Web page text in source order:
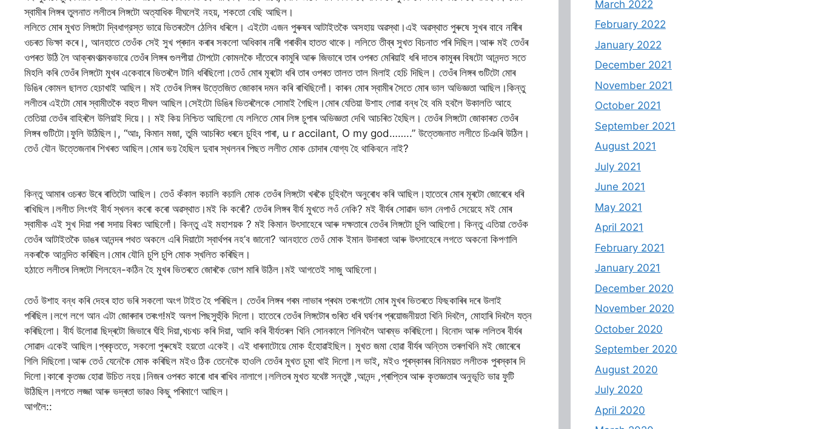
স্বামীৰ লিঙ্গৰ তুলনাত ললীতৰ লিঙ্গটো অত্যাধিক দীঘলেই নহয়, শকতো বেছি আছিল।
ললিতে মোৰ মুখত লিঙ্গটো দ্বিধাগ্রস্ত ভাৱে ভিতৰতলৈ ঠেলিব ধৰিলে। এইটো এজন পুৰুষৰ আটাইতকৈ অসহায় অৱস্থা।এই অৱস্থাত পুৰুষে সুখৰ বাবে নাৰীৰ
ওচৰত ভিক্ষা কৰে।, আনহাতে তেওঁক সেই সুখ প্ৰদান কৰাৰ সকলো অধিকাৰ নাৰী গৰাকীৰ হাতত থাকে। ললিতে তীব্ৰ সুখত বিচনাত পৰি দিছিল।আৰু মই তেওঁৰ
ওপৰত উঠি লৈ আক্ৰমণাত্মকভাৱে তেওঁৰ লিঙ্গৰ গুলপীয়া টোপটো কোমলকৈ দাঁতেৰে কামুৰি আৰু জিভাৰে তাৰ ওপৰত মেৰিয়াই ধৰি দাতৰ কামুৰৰ বিষটো আনন্দত সতে
মিহলি কৰি তেওঁৰ লিঙ্গটো মুখৰ একেবাৰে ভিতৰলৈ টানি ধৰিছিলো।তেওঁ মোৰ মূৰটো ধৰি তাৰ ওপৰত তালত তাল মিলাই হেচি দিছিল। তেওঁৰ লিঙ্গৰ গুটিটো মোৰ
ডিঙিৰ কোমল ছালত হেচাখাই আছিল। মই তেওঁৰ লিঙ্গৰ উত্তেজিত জোকাৰ দমন কৰি ৰাখিছিলোঁ। কাৰন মোৰ স্বামীৰ সৈতে মোৰ ভাল অভিজ্ঞতা আছিল।কিন্তু
ললীতৰ এইটো মোৰ স্বামীতকৈ বহুত দীঘল আছিল।সেইটো ডিঙিৰ ভিতৰলৈকে সোমাই গৈছিল।মোৰ যেতিয়া উশাহ লোৱা বন্ধ হৈ বমি হবলৈ উকালতি আহে
তেতিয়া তেওঁৰ বাহিৰলৈ উলিয়াই দিয়ে।। মই কিয় নিশ্চিত আছিলো যে ললিতে মোৰ লিঙ্গ চুপাৰ অভিজ্ঞতা দেখি আচৰিত হৈছিল। তেওঁৰ লিঙ্গটো জোকাৰত তেওঁৰ
লিঙ্গৰ গুটিটো।ফুলি উঠিছিল।, “আঃ, কিমান মজা, তুমি আচৰিত ধৰনে চুহিব পাৰা, u r accilant, O my god……..” উত্তেজনাত ললীতে চিঞৰি উঠিল।
তেওঁ যৌন উত্তেজনাৰ শিখৰত আছিল।মোৰ ভয় হৈছিল দুবাৰ স্খলনৰ পিছত ললীত মোক চোদাৰ যোগ্য হৈ থাকিবনে নাই?
কিন্তু আমাৰ ওচৰত উৰে ৰাতিটো আছিল। তেওঁ কঁকাল কচালি কচালি মোক তেওঁৰ লিঙ্গটো খৰকৈ চুহিবলৈ অনুৰোধ কৰি আছিল।হাতেৰে মোৰ মূৰটো জোৰেৰে ধৰি
ৰাখিছিল।ললীত লিংগই বীৰ্য স্খলন কৰো কৰো অৱস্থাত।মই কি কৰোঁ? তেওঁৰ লিঙ্গৰ বীৰ্য মুখতে লও‍ঁ নেকি? মই বীৰ্যৰ সোৱাদ ভাল নেপাওঁ সেয়েহে মই মোৰ
স্বামীক এই সুখ দিয়া পৰা সদায় বিৰত আছিলোঁ। কিন্তু এই মহাশয়ক ? মই কিমান উৎসাহেৰে আৰু দক্ষতাৰে তেওঁৰ লিঙ্গটো চুপি আছিলো। কিন্তু এতিয়া তেওঁক
তেওঁৰ আটাইতকৈ ডাঙৰ আনন্দৰ পথত অকলে এৰি দিয়াটো স্বাৰ্থপৰ নহ’ব জানো? আনহাতে তেওঁ মোক ইমান উদাৰতা আৰু উৎসাহেৰে লগতে অকনো কিপণালি
নকৰাকৈ আনন্দিত কৰিছিল।মোৰ যৌনি চুপি চুপি মোক স্খলিত কৰিছিল।
হঠাতে ললীতৰ লিঙ্গটো শিলহেন-কঠিন হৈ মুখৰ ভিতৰতে জোৰকৈ ডোপ মাৰি ‌উঠিল।মই আগতেই সাজু আছিলো।
তেওঁ উশাহ বন্ধ কৰি দেহৰ হাত ভৰি সকলো অংগ টাইত হৈ পৰিছিল। তেওঁৰ লিঙ্গৰ গৰম লাভাৰ প্ৰথম তৰংগটো মোৰ মুখৰ ভিতৰতে ফিছকাৰিৰ দৰে উলাই
পৰিছিল।লগে লগে আন এটা জোৰদাৰ তৰংগ!মই অলপ পিছসুহুঁকি দিলো। হাতেৰে তেওঁৰ লিঙ্গটোৰ গুৰিত ধৰি ঘৰ্ষণৰ প্ৰয়োজনীয়তা খিনি দিবলৈ, মোহাৰি দিবলৈ যত্ন
কৰিছিলো। বীৰ্য উলোৱা ছিদ্ৰটো জিভাৰে ঘঁহি দিয়া,খচখচ কৰি দিয়া, আদি কৰি বীৰ্যতৰল খিনি সোনকালে গিলিবলৈ আৰম্ভ কৰিছিলো। বিনোদ আৰু ললিতৰ বীৰ্যৰ
সোৱাদ একেই আছিল।প্ৰকৃততে, সকলো পুৰুষেই হয়তো একেই। এই ধাৰনাটোয়ে মোক হঁহোৱাইছিল। মুখত জমা হোৱা বীৰ্যৰ অন্তিম তৰলখিনি মই জোৰেৰে
গিলি দিছিলো।আৰু তেওঁ যেনেকৈ মোক কৰিছিল মইও ঠিক তেনেকৈ হাওলি তেওঁৰ মুখত চুমা খাই দিলো।ল ভাই, মইও পূৰস্কাৰৰ বিনিময়ত ললীতক পুৰস্কাৰ দি
দিলো।কাৰো কৃতজ্ঞ হোৱা উচিত নহয়।নিজৰ ওপৰত কাৰো ধাৰ ৰাখিব নালাগে।ললিতৰ মুখত যথেষ্ট সন্তুষ্ট ,আনন্দ ,প্ৰাপ্তিৰ আৰু কৃতজ্ঞতাৰ অনুভূতি ভাৱ ফুটি
উঠিছিল।লগতে লজ্জা আৰু ভদ্ৰতা ভাৱ‌ও কিছু পৰিমাণে আছিল।
আগলৈ::
March 2022
February 2022
January 2022
December 2021
November 2021
October 2021
September 2021
August 2021
July 2021
June 2021
May 2021
April 2021
February 2021
January 2021
December 2020
November 2020
October 2020
September 2020
August 2020
July 2020
April 2020